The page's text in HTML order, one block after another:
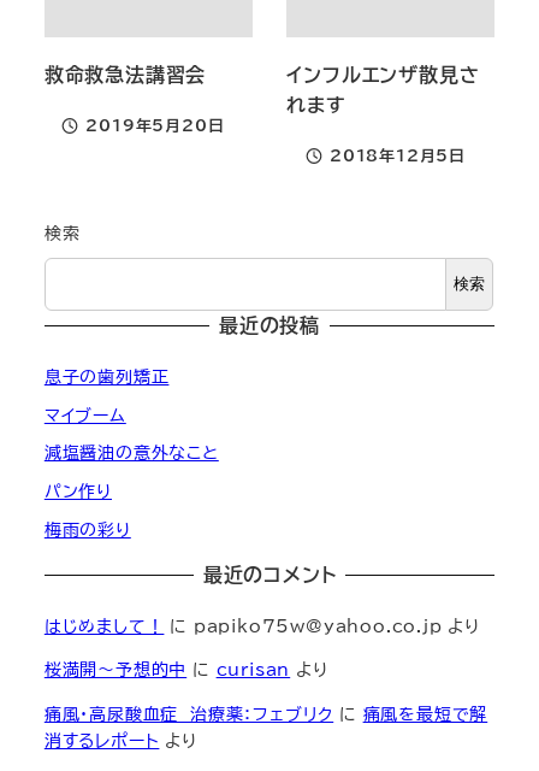
救命救急法講習会
投稿日
2019年5月20日
インフルエンザ散見さ
れます
投稿日
2018年12月5日
検索
検索
最近の投稿
息子の歯列矯正
マイブーム
減塩醤油の意外なこと
パン作り
梅雨の彩り
最近のコメント
はじめまして！ に papiko75w@yahoo.co.jp より
桜満開～予想的中 に curisan より
痛風・高尿酸血症 治療薬：フェブリク に 痛風を最短で解
消するレポート より